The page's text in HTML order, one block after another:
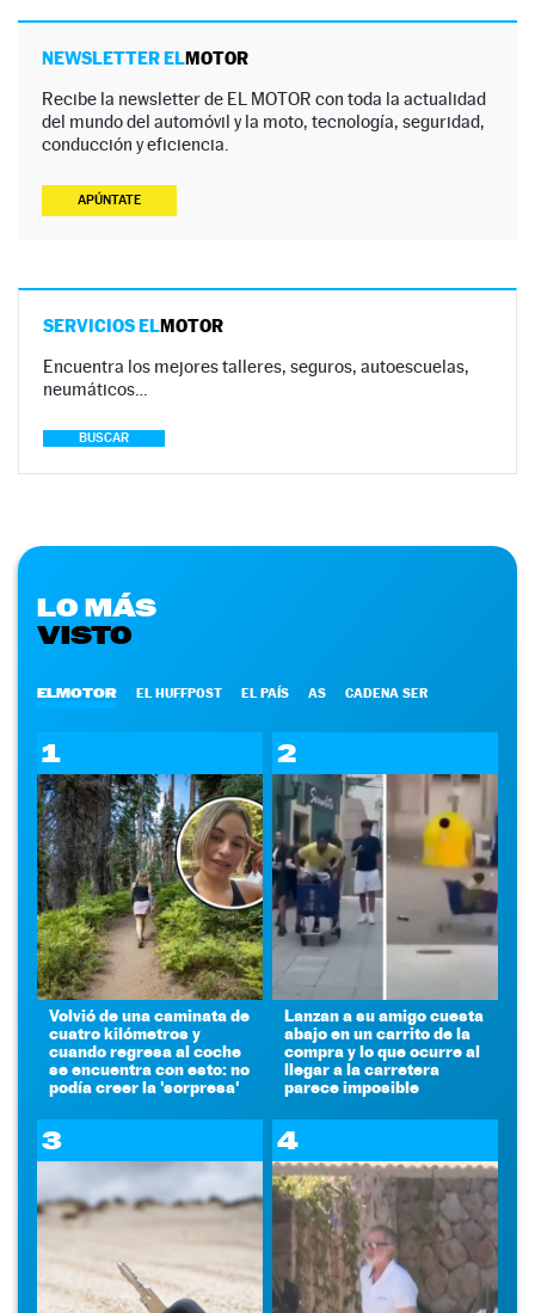
NEWSLETTER ELMOTOR
Recibe la newsletter de EL MOTOR con toda la actualidad
del mundo del automóvil y la moto, tecnología, seguridad,
conducción y eficiencia.
APÚNTATE
SERVICIOS ELMOTOR
Encuentra los mejores talleres, seguros, autoescuelas,
neumáticos…
BUSCAR
LO MÁS
VISTO
ELMOTOR EL HUFFPOST EL PAÍS AS CADENA SER
1
Volvió de una caminata de
cuatro kilómetros y
cuando regresa al coche
se encuentra con esto: no
podía creer la 'sorpresa'
2
Lanzan a su amigo cuesta
abajo en un carrito de la
compra y lo que ocurre al
llegar a la carretera
parece imposible
3 4